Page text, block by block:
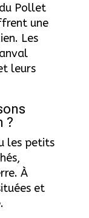
Pollet
une
Les
leurs
?
les petits
À
et